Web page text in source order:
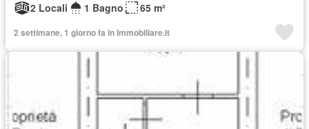
2 Locali
1 Bagno 65 m²
2 settimane, 1 giorno fa in Immobiliare.it